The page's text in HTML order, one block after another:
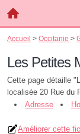
Accueil > Occitanie >
Les Petites
Cette page détaille
localisée 20 Rue du
Adresse
Améliorer cette